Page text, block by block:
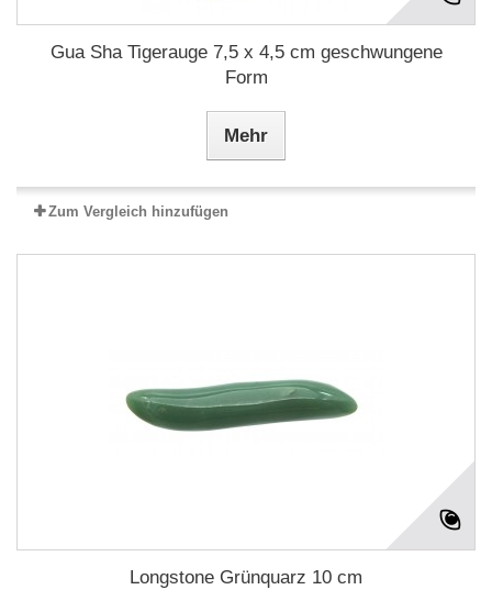
Gua Sha Tigerauge 7,5 x 4,5 cm geschwungene
Form
Mehr
Zum Vergleich hinzufügen
Longstone Grünquarz 10 cm